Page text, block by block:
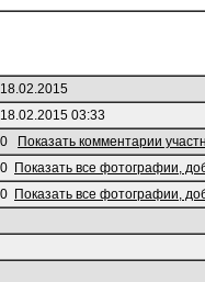
18.02.2015
18.02.2015 03:33
0
Показать комментарии
0 Показать все фотографии,
0 Показать все фотографии,